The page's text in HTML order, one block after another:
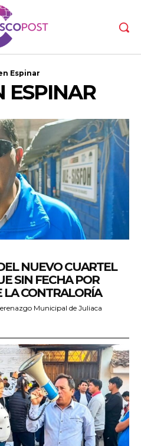
Espinar
ESPINAR
NUEVO CUARTEL
SIN FECHA POR
LA CONTRALORÍA
Municipal de Juliaca